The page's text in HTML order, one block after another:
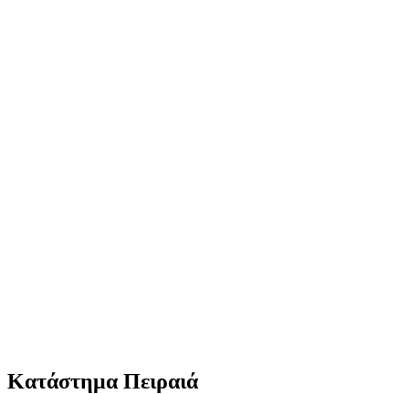
Κατάστημα Πειραιά